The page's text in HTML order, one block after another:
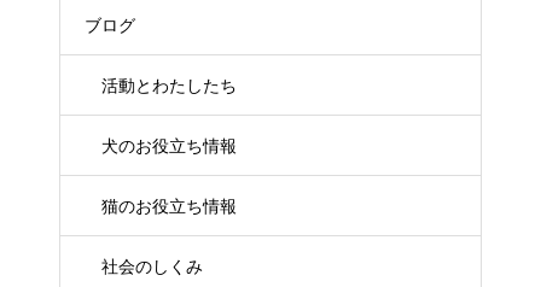
ブログ
活動とわたしたち
犬のお役立ち情報
猫のお役立ち情報
社会のしくみ